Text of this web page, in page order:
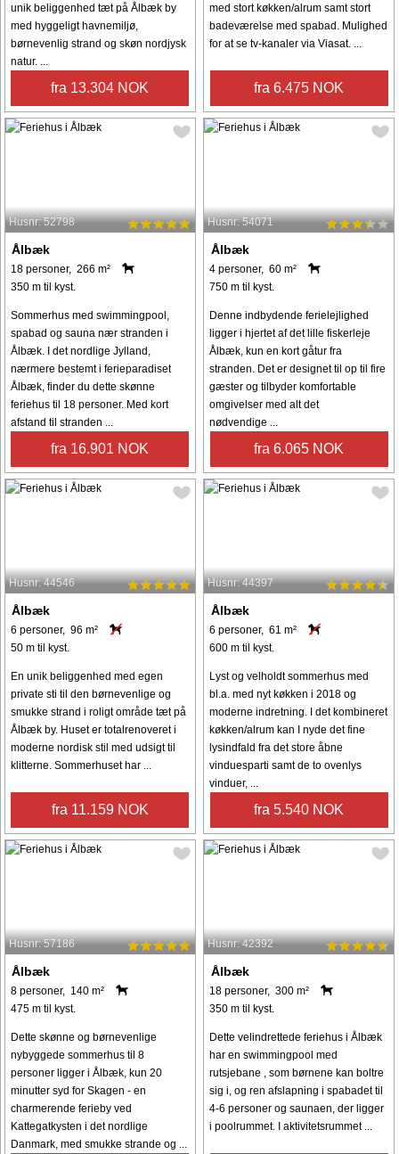
unik beliggenhed tæt på Ålbæk by
med hyggeligt havnemiljø,
børnevenlig strand og skøn nordjysk
natur. ...
fra 13.304 NOK
med stort køkken/alrum samt stort
badeværelse med spabad. Mulighed
for at se tv-kanaler via Viasat. ...
fra 6.475 NOK
Husnr: 52798
Ålbæk
18 personer, 266 m²
350 m til kyst.
Sommerhus med swimmingpool,
spabad og sauna nær stranden i
Ålbæk. I det nordlige Jylland,
nærmere bestemt i ferieparadiset
Ålbæk, finder du dette skønne
feriehus til 18 personer. Med kort
afstand til stranden ...
fra 16.901 NOK
Husnr: 54071
Ålbæk
4 personer, 60 m²
750 m til kyst.
Denne indbydende ferielejlighed
ligger i hjertet af det lille fiskerleje
Ålbæk, kun en kort gåtur fra
stranden. Det er designet til op til fire
gæster og tilbyder komfortable
omgivelser med alt det
nødvendige ...
fra 6.065 NOK
Husnr: 44546
Ålbæk
6 personer, 96 m²
50 m til kyst.
En unik beliggenhed med egen
private sti til den børnevenlige og
smukke strand i roligt område tæt på
Ålbæk by. Huset er totalrenoveret i
moderne nordisk stil med udsigt til
klitterne. Sommerhuset har ...
fra 11.159 NOK
Husnr: 44397
Ålbæk
6 personer, 61 m²
600 m til kyst.
Lyst og velholdt sommerhus med
bl.a. med nyt køkken i 2018 og
moderne indretning. I det kombineret
køkken/alrum kan I nyde det fine
lysindfald fra det store åbne
vinduesparti samt de to ovenlys
vinduer, ...
fra 5.540 NOK
Husnr: 57186
Ålbæk
8 personer, 140 m²
475 m til kyst.
Dette skønne og børnevenlige
nybyggede sommerhus til 8
personer ligger i Ålbæk, kun 20
minutter syd for Skagen - en
charmerende ferieby ved
Kattegatkysten i det nordlige
Danmark, med smukke strande og ...
Husnr: 42392
Ålbæk
18 personer, 300 m²
350 m til kyst.
Dette velindrettede feriehus i Ålbæk
har en swimmingpool med
rutsjebane , som børnene kan boltre
sig i, og ren afslapning i spabadet til
4-6 personer og saunaen, der ligger
i poolrummet. I aktivitetsrummet ...